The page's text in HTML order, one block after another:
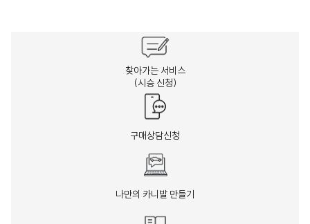
찾아가는 서비스
(시승 신청)
구매상담신청
나만의 카니발 만들기